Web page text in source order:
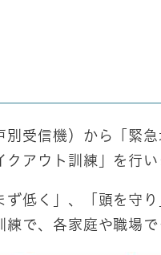
受信機）から「緊急
アウト訓練」を行い
低く」、「頭を守
で、各家庭や職場で